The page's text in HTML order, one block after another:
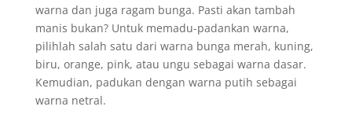
warna dan juga ragam bunga. Pasti akan tambah
manis bukan? Untuk memadu-padankan warna,
pilihlah salah satu dari warna bunga merah, kuning,
biru, orange, pink, atau ungu sebagai warna dasar.
Kemudian, padukan dengan warna putih sebagai
warna netral.